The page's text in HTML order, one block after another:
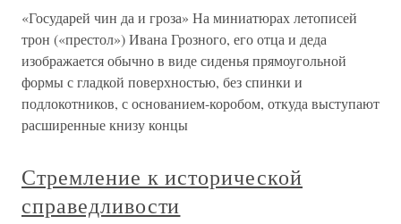
«Государей чин да и гроза» На миниатюрах летописей
трон («престол») Ивана Грозного, его отца и деда
изображается обычно в виде сиденья прямоугольной
формы с гладкой поверхностью, без спинки и
подлокотников, с основанием-коробом, откуда выступают
расширенные книзу концы
Стремление к исторической
справедливости